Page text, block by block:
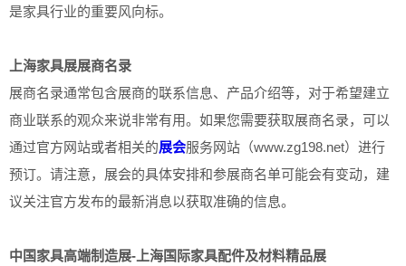
是家具行业的重要风向标。
上海家具展展商名录
展商名录通常包含展商的联系信息、产品介绍等，对于希望建立
商业联系的观众来说非常有用。如果您需要获取展商名录，可以
通过官方网站或者相关的展会服务网站（www.zg198.net）进行
预订。请注意，展会的具体安排和参展商名单可能会有变动，建
议关注官方发布的最新消息以获取准确的信息。
中国家具高端制造展-上海国际家具配件及材料精品展